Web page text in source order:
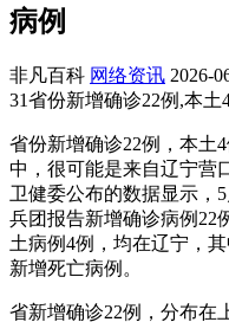
病例
非凡百科 网络资讯 2026-
31省份新增确诊22例,本
省份新增确诊22例，本土
中，很可能是来自辽宁营
卫健委公布的数据显示，
兵团报告新增确诊病例22
土病例4例，均在辽宁，
新增死亡病例。
省新增确诊22例，分布在